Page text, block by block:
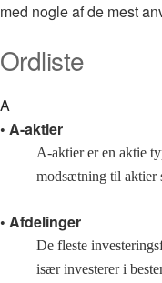
med nogle af de mest
Ordliste
A
• A-aktier
A-aktier er en aktie
modsætning til aktier
• Afdelinger
De fleste
især investerer i